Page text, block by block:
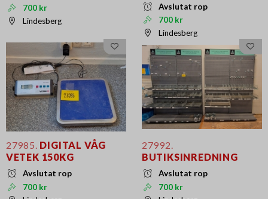
700 kr
Lindesberg
Avslutat rop
700 kr
Lindesberg
27985. DIGITAL VÅG
VETEK 150KG
Avslutat rop
700 kr
27992.
BUTIKSINREDNING
Avslutat rop
700 kr